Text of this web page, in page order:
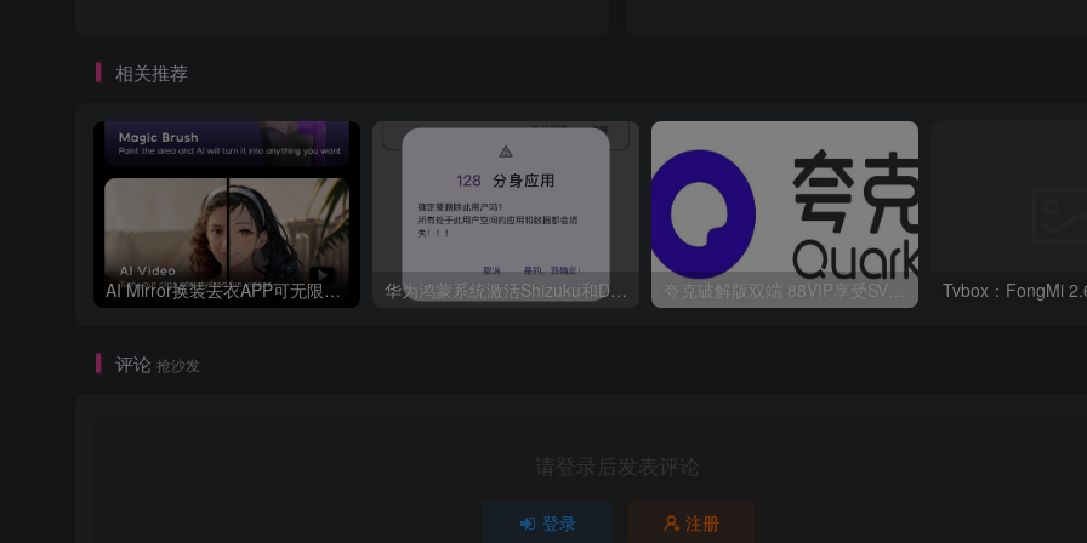
相关推荐
AI Mirror换装去衣APP可无限白嫖！ 华为鸿蒙系统激活Shizuku和Dhizuku 夸克破解版双端 88VIP享受SVIP权限
评论 抢沙发
请登录后发表评论
登录 注册